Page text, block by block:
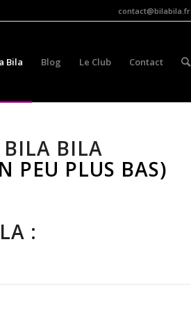
contact@bilabila.fr
Bila Blog Le Club Contact
BILA BILA
PEU PLUS BAS)
: